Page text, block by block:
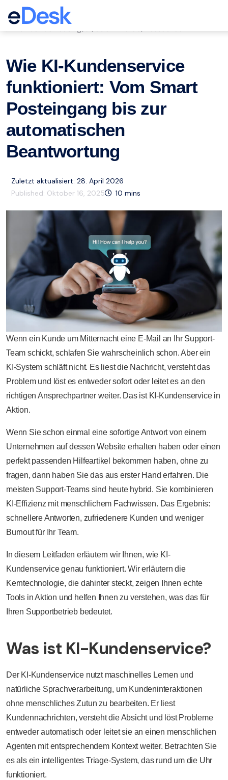
eCommerce Support Central
Wie KI-Kundenservice
funktioniert: Vom Smart
Posteingang bis zur
automatischen
Beantwortung
Zuletzt aktualisiert: 28. April 2026
Published: Oktober 16, 2025 10 mins
Wenn ein Kunde um Mitternacht eine E-Mail an Ihr Support-
Team schickt, schlafen Sie wahrscheinlich schon. Aber ein
KI-System schläft nicht. Es liest die Nachricht, versteht das
Problem und löst es entweder sofort oder leitet es an den
richtigen Ansprechpartner weiter. Das ist KI-Kundenservice in
Aktion.
Wenn Sie schon einmal eine sofortige Antwort von einem
Unternehmen auf dessen Website erhalten haben oder einen
perfekt passenden Hilfeartikel bekommen haben, ohne zu
fragen, dann haben Sie das aus erster Hand erfahren. Die
meisten Support-Teams sind heute hybrid. Sie kombinieren
KI-Effizienz mit menschlichem Fachwissen. Das Ergebnis:
schnellere Antworten, zufriedenere Kunden und weniger
Burnout für Ihr Team.
In diesem Leitfaden erläutern wir Ihnen, wie KI-
Kundenservice genau funktioniert. Wir erläutern die
Kerntechnologie, die dahinter steckt, zeigen Ihnen echte
Tools in Aktion und helfen Ihnen zu verstehen, was das für
Ihren Supportbetrieb bedeutet.
Was ist KI-Kundenservice?
Der KI-Kundenservice nutzt maschinelles Lernen und
natürliche Sprachverarbeitung, um Kundeninteraktionen
ohne menschliches Zutun zu bearbeiten. Er liest
Kundennachrichten, versteht die Absicht und löst Probleme
entweder automatisch oder leitet sie an einen menschlichen
Agenten mit entsprechendem Kontext weiter. Betrachten Sie
es als ein intelligentes Triage-System, das rund um die Uhr
funktioniert.